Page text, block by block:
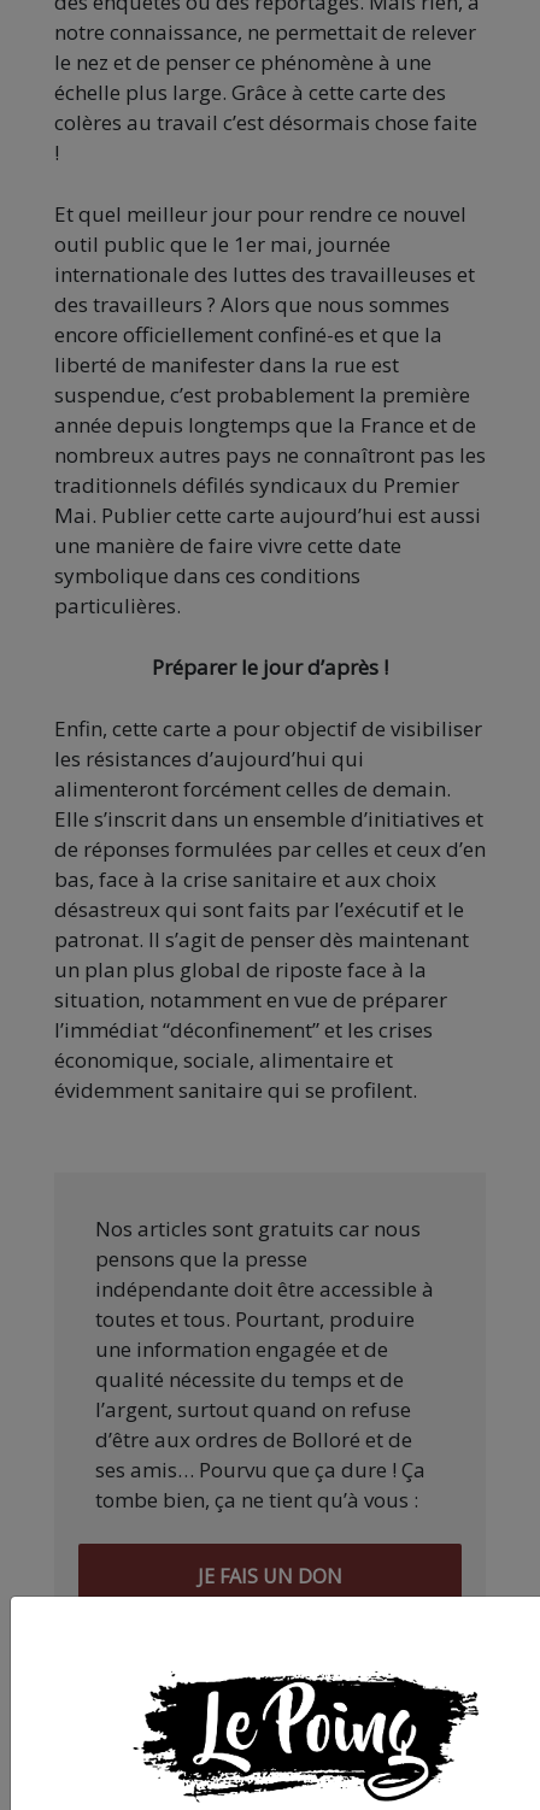
notre connaissance, ne permettait de relever
le nez et de penser ce phénomène à une
échelle plus large. Grâce à cette carte des
colères au travail c’est désormais chose faite
!
Et quel meilleur jour pour rendre ce nouvel
outil public que le 1er mai, journée
internationale des luttes des travailleuses et
des travailleurs ? Alors que nous sommes
encore officiellement confiné-es et que la
liberté de manifester dans la rue est
suspendue, c’est probablement la première
année depuis longtemps que la France et de
nombreux autres pays ne connaîtront pas les
traditionnels défilés syndicaux du Premier
Mai. Publier cette carte aujourd’hui est aussi
une manière de faire vivre cette date
symbolique dans ces conditions
particulières.
Préparer le jour d’après !
Enfin, cette carte a pour objectif de visibiliser
les résistances d’aujourd’hui qui
alimenteront forcément celles de demain.
Elle s’inscrit dans un ensemble d’initiatives et
de réponses formulées par celles et ceux d’en
bas, face à la crise sanitaire et aux choix
désastreux qui sont faits par l’exécutif et le
patronat. Il s’agit de penser dès maintenant
un plan plus global de riposte face à la
situation, notamment en vue de préparer
l’immédiat “déconfinement” et les crises
économique, sociale, alimentaire et
évidemment sanitaire qui se profilent.
Nos articles sont gratuits car nous
pensons que la presse
indépendante doit être accessible à
toutes et tous. Pourtant, produire
une information engagée et de
qualité nécessite du temps et de
l’argent, surtout quand on refuse
d’être aux ordres de Bolloré et de
ses amis… Pourvu que ça dure ! Ça
tombe bien, ça ne tient qu’à vous :
JE FAIS UN DON
Partager